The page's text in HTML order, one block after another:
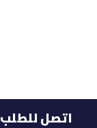
اتصل للطلب